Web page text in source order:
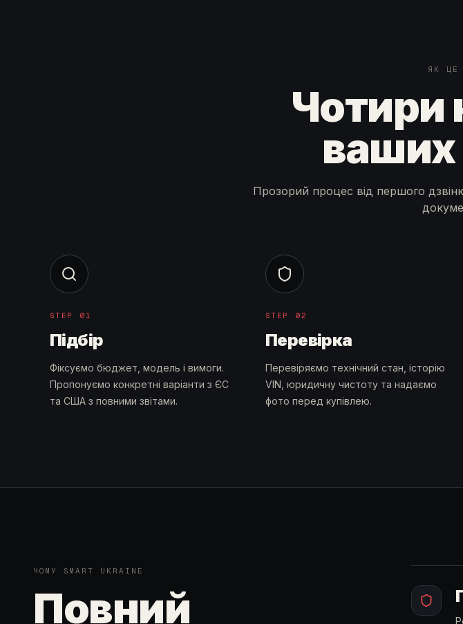
ЯК ЦЕ
Чотири
ваших
Прозорий процес від першого
STEP 01
Підбір
Фіксуємо бюджет, модель і вимоги.
Пропонуємо конкретні варіанти з ЄС
та США з повними звітами.
STEP 02
Перевірка
Перевіряємо технічний стан, історію
VIN, юридичну чистоту та надаємо
фото перед купівлею.
ЧОМУ SMART UKRAINE
Повний